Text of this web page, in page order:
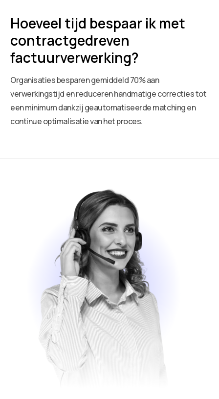
Hoeveel tijd bespaar ik met
contractgedreven
factuurverwerking?
Organisaties besparen gemiddeld 70% aan
verwerkingstijd en reduceren handmatige correcties tot
een minimum dankzij geautomatiseerde matching en
continue optimalisatie van het proces.